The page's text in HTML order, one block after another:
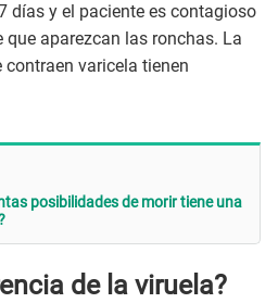
días y el paciente es contagioso
que aparezcan las ronchas. La
varicela tienen
posibilidades de morir tiene una
de la viruela?